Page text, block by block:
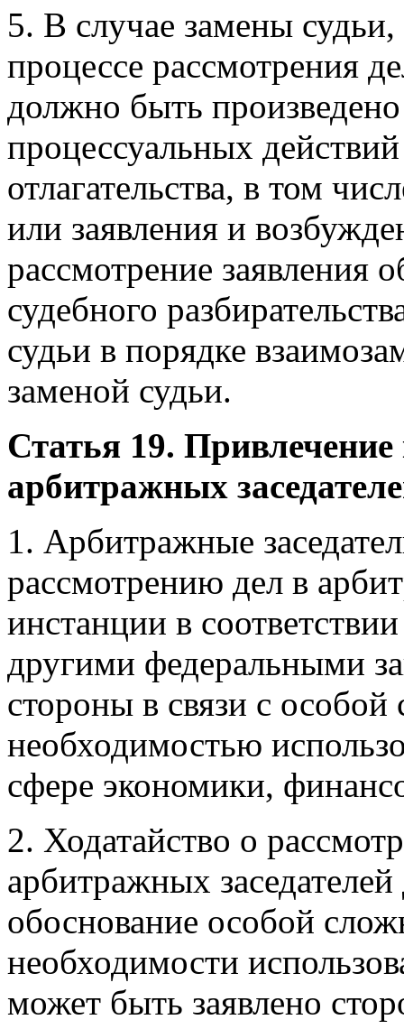
5. В случае замены судьи,
процессе рассмотрения
должно быть
процессуальных
отлагательства, в том
или заявления и
рассмотрение заявления
судебного
судьи в порядке
заменой судьи.
Статья 19.
арбитражных
1. Арбитражные
рассмотрению дел в
инстанции в
другими федеральными
стороны в связи с
необходимостью
сфере экономики,
2. Ходатайство о
арбитражных
обоснование особой
необходимости
может быть заявлено